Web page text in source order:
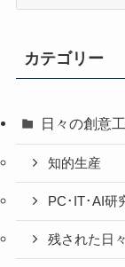
稿
カテゴリー
日々の創意
知的生産
PC･IT･AI研
残された日